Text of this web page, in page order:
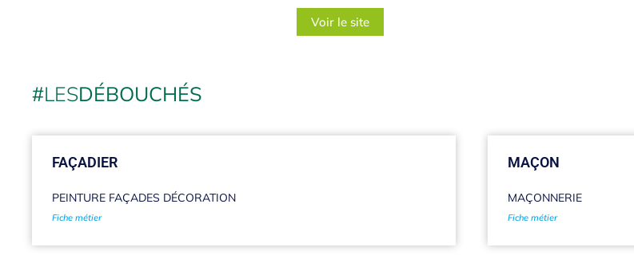
Voir le site
#LESDÉBOUCHÉS
FAÇADIER
PEINTURE FAÇADES DÉCORATION
Fiche métier
MAÇON
MAÇONNERIE
Fiche métier